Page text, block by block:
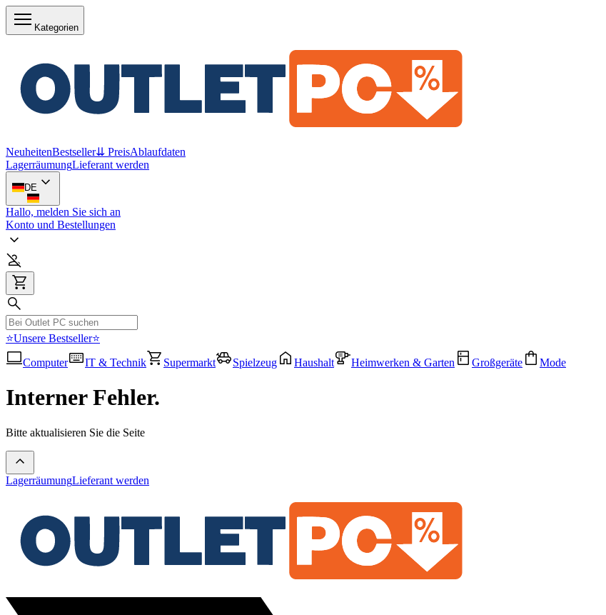
Kategorien
NeuheitenBestseller⇊ PreisAblaufdaten
LagerräumungLieferant werden
DE
Hallo, melden Sie sich an
Konto und Bestellungen
⭐Unsere Bestseller⭐
Computer
IT & Technik Supermarkt Spielzeug Haushalt Heimwerken & Garten Großgeräte Mode
Interner Fehler.
Bitte aktualisieren Sie die Seite
LagerräumungLieferant werden